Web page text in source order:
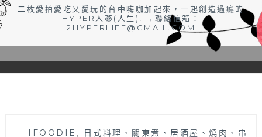
二枚愛拍愛吃又愛玩的台中嗨咖加起來，一起創造過癮的
HYPER人蔘(人生)! →聯絡信箱：
2HYPERLIFE@GMAIL.COM
— IFOODIE ,
日式料理、關東煮、居酒屋、燒肉、串